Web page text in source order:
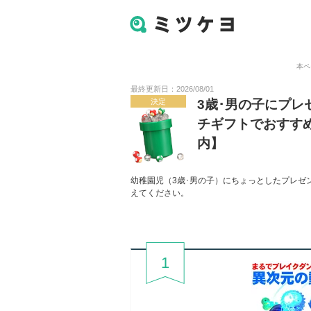
本
最終更新日：2026/08/01
決定
3歳･男の子にプレ
チギフトでおすす
内】
幼稚園児（3歳･男の子）にちょっとしたプレ
えてください。
1